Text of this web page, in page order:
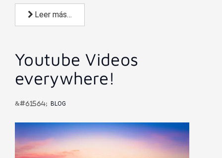
Leer más…
Youtube Videos
everywhere!
BLOG